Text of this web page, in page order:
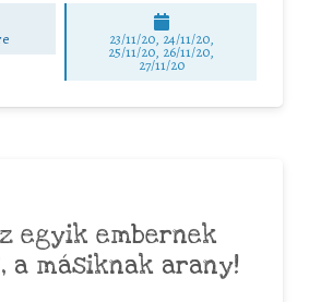
23/11/20, 24/11/20,
25/11/20, 26/11/20,
27/11/20
egyik embernek
a másiknak arany!